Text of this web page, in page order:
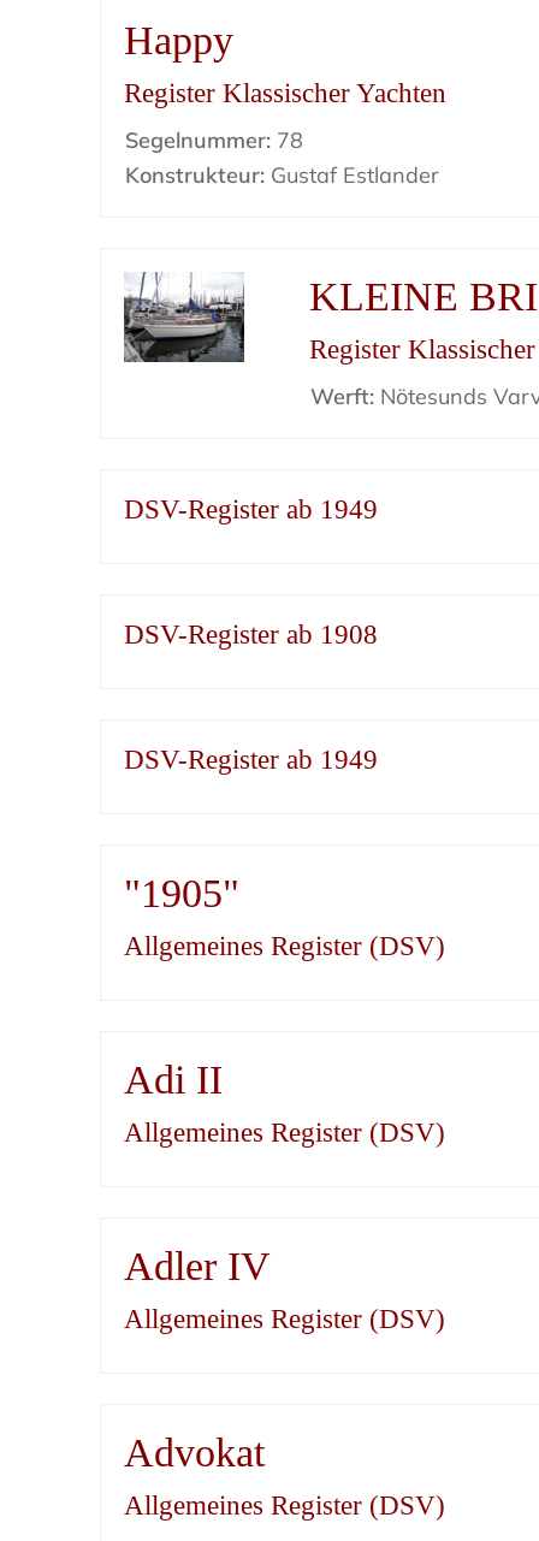
Happy
Register Klassischer Yachten
Segelnummer: 78
Konstrukteur: Gustaf Estlander
KLEINE
Register
Werft: Nötesunds
DSV-Register ab 1949
DSV-Register ab 1908
DSV-Register ab 1949
"1905"
Allgemeines Register (DSV)
Adi II
Allgemeines Register (DSV)
Adler IV
Allgemeines Register (DSV)
Advokat
Allgemeines Register (DSV)